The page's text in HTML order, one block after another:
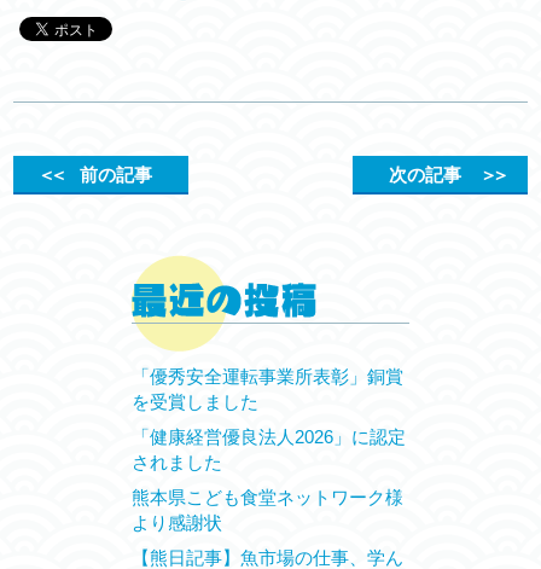
＜＜前の記事 次の記事 ＞＞
「優秀安全運転事業所表彰」銅賞
を受賞しました
「健康経営優良法人2026」に認定
されました
熊本県こども食堂ネットワーク様
より感謝状
【熊日記事】魚市場の仕事、学ん